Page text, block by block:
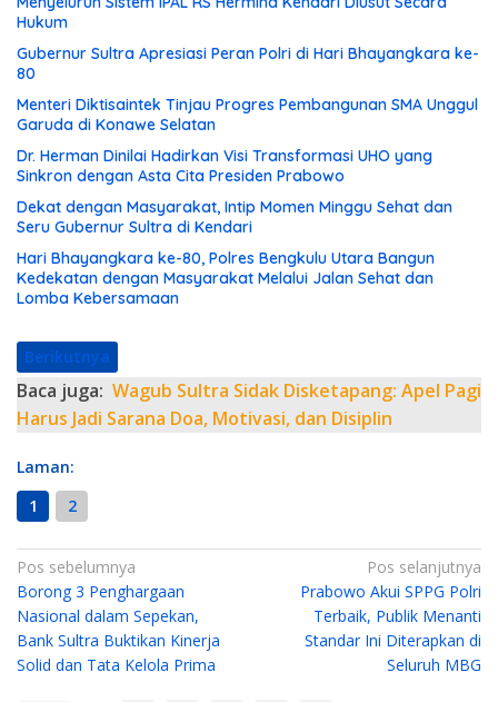
Hukum
Gubernur Sultra Apresiasi Peran Polri di Hari Bhayangkara ke-
80
Menteri Diktisaintek Tinjau Progres Pembangunan SMA Unggul
Garuda di Konawe Selatan
Dr. Herman Dinilai Hadirkan Visi Transformasi UHO yang
Sinkron dengan Asta Cita Presiden Prabowo
Dekat dengan Masyarakat, Intip Momen Minggu Sehat dan
Seru Gubernur Sultra di Kendari
Hari Bhayangkara ke-80, Polres Bengkulu Utara Bangun
Kedekatan dengan Masyarakat Melalui Jalan Sehat dan
Lomba Kebersamaan
Berikutnya
Baca juga: Wagub Sultra Sidak Disketapang: Apel Pagi
Harus Jadi Sarana Doa, Motivasi, dan Disiplin
Laman:
1
2
N
a
v
i
Pos sebelumnya
Borong 3 Penghargaan
Nasional dalam Sepekan,
Bank Sultra Buktikan Kinerja
Solid dan Tata Kelola Prima
Pos selanjutnya
Prabowo Akui SPPG Polri
Terbaik, Publik Menanti
Standar Ini Diterapkan di
Seluruh MBG